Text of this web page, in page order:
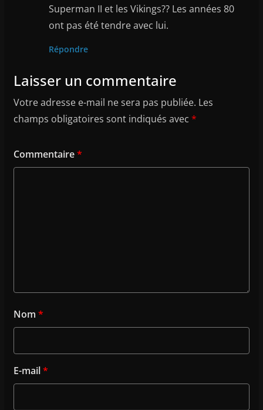
Superman II et les Vikings?? Les années 80
ont pas été tendre avec lui.
Répondre
Laisser un commentaire
Votre adresse e-mail ne sera pas publiée. Les
champs obligatoires sont indiqués avec *
Commentaire*
Nom *
E-mail*